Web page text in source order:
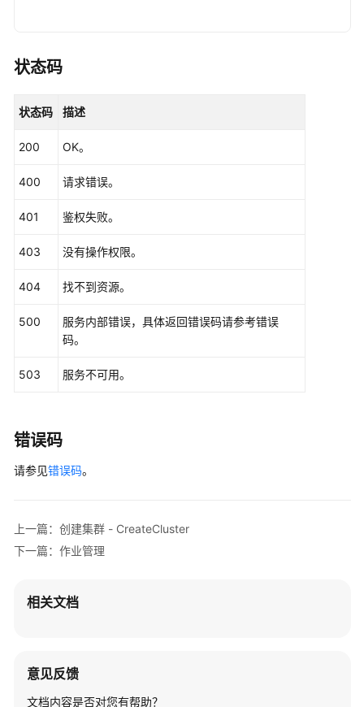
                .withCredential(auth)
        }
catch
        }
catch
        }
catch
            System.out.println(e.getRequestId());
            System.out.println(e.getErrorCode());
            System.out.println(e.getErrorMsg());
        }
状态码
状态码 描述
200 OK。
400 请求错误。
401 鉴权失败。
403 没有操作权限。
404 找不到资源。
500
服务内部错误，具体返回错误码请参考错误
码。
503 服务不可用。
错误码
请参见错误码。
上一篇：创建集群 - CreateCluster
下一篇：作业管理
相关文档
意见反馈
文档内容是否对您有帮助？